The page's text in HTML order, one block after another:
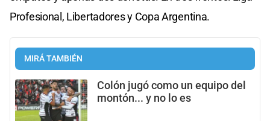
Profesional, Libertadores y Copa Argentina.
MIRÁ TAMBIÉN
Colón jugó como un equipo del
montón... y no lo es